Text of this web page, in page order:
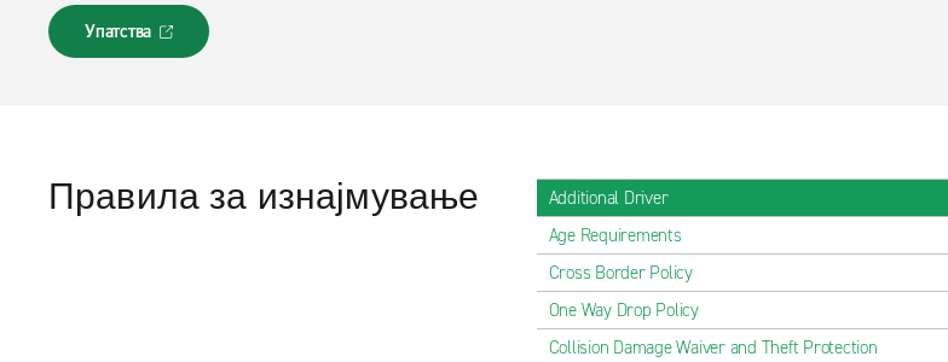
Упатства
Л
и
е
Правила за изнајмување
Additional Driver
Age Requirements
Cross Border Policy
One Way Drop Policy
Collision Damage Waiver and Theft Protection